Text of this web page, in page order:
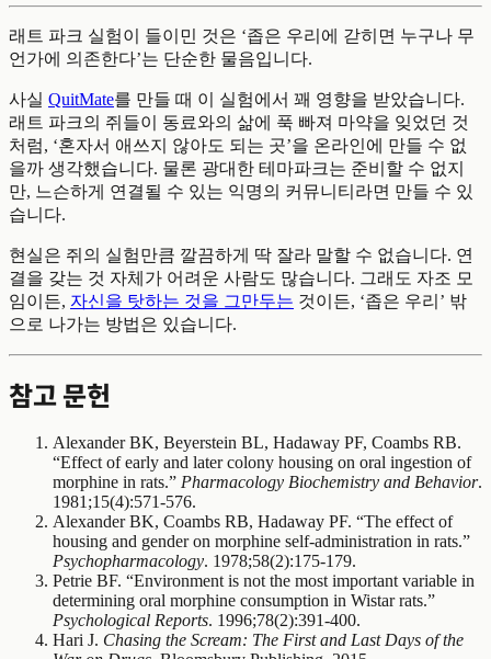
래트 파크 실험이 들이민 것은 ‘좁은 우리에 갇히면 누구나 무
언가에 의존한다’는 단순한 물음입니다.
사실 QuitMate를 만들 때 이 실험에서 꽤 영향을 받았습니다.
래트 파크의 쥐들이 동료와의 삶에 푹 빠져 마약을 잊었던 것
처럼, ‘혼자서 애쓰지 않아도 되는 곳’을 온라인에 만들 수 없
을까 생각했습니다. 물론 광대한 테마파크는 준비할 수 없지
만, 느슨하게 연결될 수 있는 익명의 커뮤니티라면 만들 수 있
습니다.
현실은 쥐의 실험만큼 깔끔하게 딱 잘라 말할 수 없습니다. 연
결을 갖는 것 자체가 어려운 사람도 많습니다. 그래도 자조 모
임이든, 자신을 탓하는 것을 그만두는 것이든, ‘좁은 우리’ 밖
으로 나가는 방법은 있습니다.
참고 문헌
Alexander BK, Beyerstein BL, Hadaway PF, Coambs RB.
“Effect of early and later colony housing on oral ingestion of
morphine in rats.” Pharmacology Biochemistry and Behavior.
1981;15(4):571-576.
Alexander BK, Coambs RB, Hadaway PF. “The effect of
housing and gender on morphine self-administration in rats.”
Psychopharmacology. 1978;58(2):175-179.
Petrie BF. “Environment is not the most important variable in
determining oral morphine consumption in Wistar rats.”
Psychological Reports. 1996;78(2):391-400.
Hari J. Chasing the Scream: The First and Last Days of the